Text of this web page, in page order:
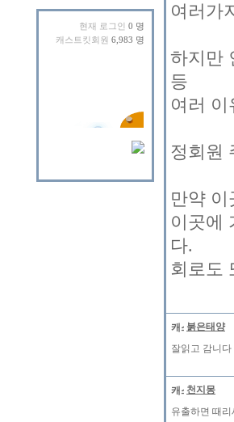
현재 로그인 0 명
캐스트킷회원 6,983 명
여러가
하지만
등
여러
정회원
만약
이곳에
다.
회로도
붉은태양
잘읽고 감니다
천지몽
유출하면 때리